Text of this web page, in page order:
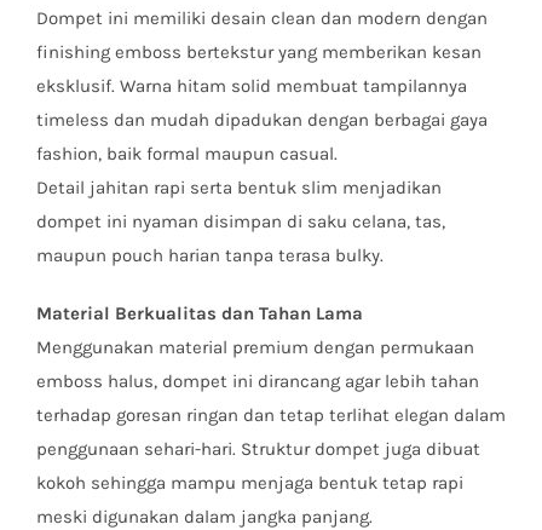
Dompet ini memiliki desain clean dan modern dengan
finishing emboss bertekstur yang memberikan kesan
eksklusif. Warna hitam solid membuat tampilannya
timeless dan mudah dipadukan dengan berbagai gaya
fashion, baik formal maupun casual.
Detail jahitan rapi serta bentuk slim menjadikan
dompet ini nyaman disimpan di saku celana, tas,
maupun pouch harian tanpa terasa bulky.
Material Berkualitas dan Tahan Lama
Menggunakan material premium dengan permukaan
emboss halus, dompet ini dirancang agar lebih tahan
terhadap goresan ringan dan tetap terlihat elegan dalam
penggunaan sehari-hari. Struktur dompet juga dibuat
kokoh sehingga mampu menjaga bentuk tetap rapi
meski digunakan dalam jangka panjang.